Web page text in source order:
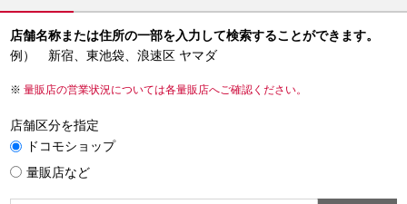
店舗名称または住所の一部を入力して検索することができます。
例） 新宿、東池袋、浪速区 ヤマダ
量販店の営業状況については各量販店へご確認ください。
店舗区分を指定
ドコモショップ
量販店など